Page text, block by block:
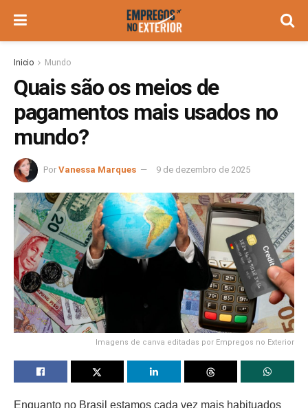
Inicio Mundo
Quais são os meios de
pagamentos mais usados no
mundo?
Por Vanessa Marques 9 de dezembro de 2025
Imagens de canva editadas por Empregos no Exterior
Enquanto no Brasil estamos cada vez mais habituados